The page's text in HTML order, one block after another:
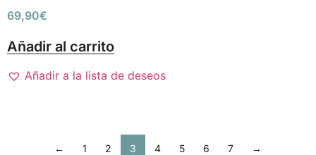
69,90€
Añadir al carrito
Añadir a la lista de deseos
← 1 2 3 4 5 6 7 →